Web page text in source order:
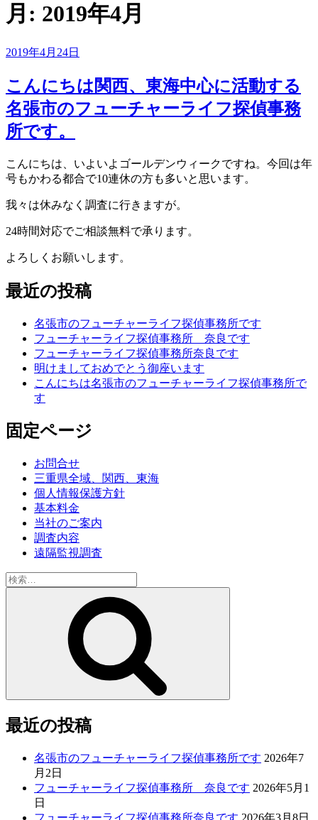
月: 2019年4月
投
日:
2019年4月24日
こんにちは関西、東海中心に活動する
名張市のフューチャーライフ探偵事務
所です。
こんにちは、いよいよゴールデンウィークですね。今回は年
号もかわる都合で10連休の方も多いと思います。
我々は休みなく調査に行きますが。
24時間対応でご相談無料で承ります。
よろしくお願いします。
最近の投稿
名張市のフューチャーライフ探偵事務所です
フューチャーライフ探偵事務所 奈良です
フューチャーライフ探偵事務所奈良です
明けましておめでとう御座います
こんにちは名張市のフューチャーライフ探偵事務所で
す
固定ページ
お問合せ
三重県全域、関西、東海
個人情報保護方針
基本料金
当社のご案内
調査内容
遠隔監視調査
検
索:
最近の投稿
名張市のフューチャーライフ探偵事務所です 2026年7
月2日
フューチャーライフ探偵事務所 奈良です 2026年5月1
日